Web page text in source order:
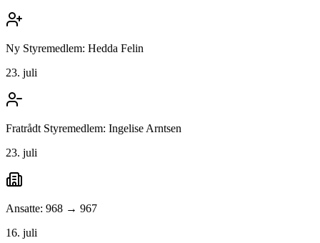
Ny Styremedlem: Hedda Felin
23. juli
Fratrådt Styremedlem: Ingelise Arntsen
23. juli
Ansatte: 968 → 967
16. juli